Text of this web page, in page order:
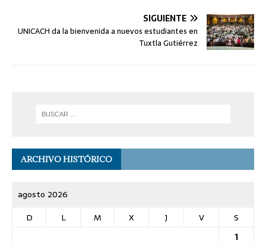
SIGUIENTE
UNICACH da la bienvenida a nuevos estudiantes en
Tuxtla Gutiérrez
ARCHIVO HISTÓRICO
agosto 2026
D
L M X J V
S
1